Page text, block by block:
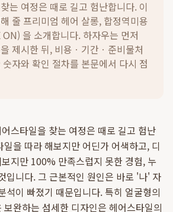
는 여정은 때로 길고 험난합니다. 이
줄 프리미엄 헤어 살롱, 합정역미용
을 소개합니다. 하자우는 먼저
제시한 뒤, 비용ㆍ기간ㆍ준비물처
자와 확인 절차를 본문에서 다시 점
스타일을 찾는 여정은 때로 길고 험난
을 따라 해보지만 어딘가 어색하고, 디
지만 100% 만족스럽지 못한 경험, 누
입니다. 그 근본적인 원인은 바로 '나' 자
석이 빠졌기 때문입니다. 특히 얼굴형의
완하는 섬세한 디자인은 헤어스타일의